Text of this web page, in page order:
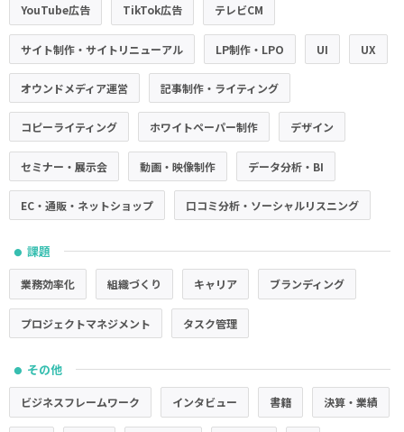
YouTube広告 TikTok広告 テレビCM
サイト制作・サイトリニューアル LP制作・LPO UI UX
オウンドメディア運営 記事制作・ライティング
コピーライティング ホワイトペーパー制作 デザイン
セミナー・展示会 動画・映像制作 データ分析・BI
EC・通販・ネットショップ 口コミ分析・ソーシャルリスニング
● 課題
業務効率化 組織づくり キャリア ブランディング
プロジェクトマネジメント タスク管理
● その他
ビジネスフレームワーク インタビュー 書籍 決算・業績